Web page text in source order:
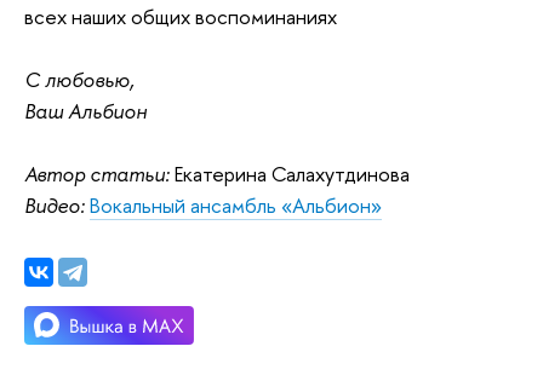
всех наших общих воспоминаниях
С любовью,
Ваш Альбион
Автор статьи:Екатерина Салахутдинова
Видео:Вокальный ансамбль «Альбион»